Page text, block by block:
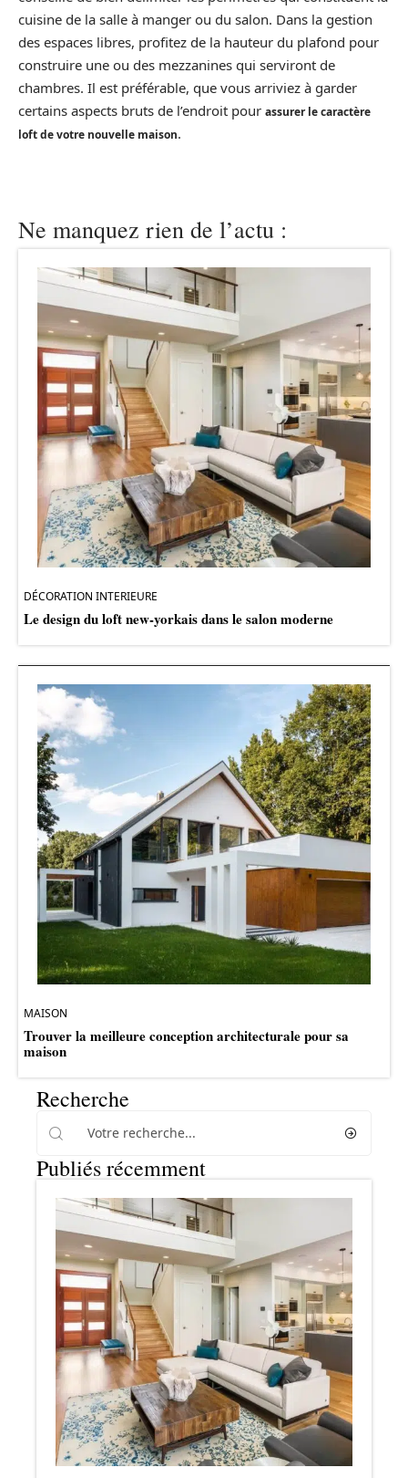
cuisine de la salle à manger ou du salon. Dans la gestion
des espaces libres, profitez de la hauteur du plafond pour
construire une ou des mezzanines qui serviront de
chambres. Il est préférable, que vous arriviez à garder
certains aspects bruts de l’endroit pour assurer le caractère
loft de votre nouvelle maison.
Ne manquez rien de l’actu :
DÉCORATION INTERIEURE
Le design du loft new-yorkais dans le salon moderne
MAISON
Trouver la meilleure conception architecturale pour sa
maison
Recherche
Publiés récemment